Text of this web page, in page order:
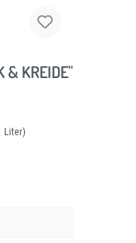
& KREIDE"
Liter)